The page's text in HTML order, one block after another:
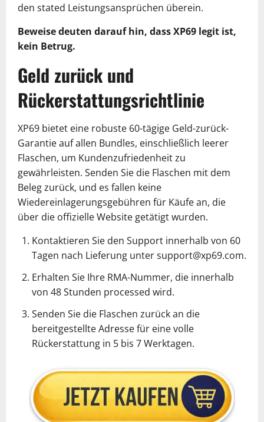
den stated Leistungsansprüchen überein.
Beweise deuten darauf hin, dass XP69 legit ist,
kein Betrug.
Geld zurück und
Rückerstattungsrichtlinie
XP69 bietet eine robuste 60-tägige Geld-zurück-
Garantie auf allen Bundles, einschließlich leerer
Flaschen, um Kundenzufriedenheit zu
gewährleisten. Senden Sie die Flaschen mit dem
Beleg zurück, und es fallen keine
Wiedereinlagerungsgebühren für Käufe an, die
über die offizielle Website getätigt wurden.
Kontaktieren Sie den Support innerhalb von 60
Tagen nach Lieferung unter support@xp69.com.
Erhalten Sie Ihre RMA-Nummer, die innerhalb
von 48 Stunden processed wird.
Senden Sie die Flaschen zurück an die
bereitgestellte Adresse für eine volle
Rückerstattung in 5 bis 7 Werktagen.